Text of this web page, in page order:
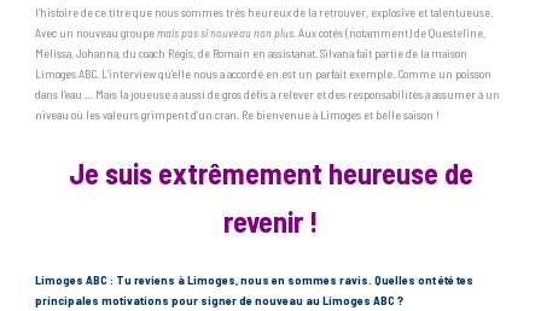
l’histoire de ce titre que nous sommes très heureux de la retrouver, explosive et talentueuse.
Avec un nouveau groupemais pas si nouveau non plus . Aux cotés (notamment) de Questeline,
Mélissa, Johanna, du coach Régis, de Romain en assistanat, Silvana fait partie de la maison
Limoges ABC. L’interview qu’elle nous a accordé en est un parfait exemple. Comme un poisson
dans l’eau … Mais la joueuse a aussi de gros défis à relever et des responsabilités à assumer à un
niveau où les valeurs grimpent d’un cran. Re bienvenue à Limoges et belle saison !
Je suis extrêmement heureuse de
revenir !
Limoges ABC : Tu reviens à Limoges, nous en sommes ravis. Quelles ont été tes
principales motivations pour signer de nouveau au Limoges ABC ?